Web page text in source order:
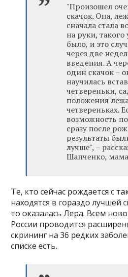
"Произошел
скачок. Она,
сначала стала
на руки,
было, и это
через две
введения. А
один скачок –
научилась
четвереньки,
положения
четвереньках.
возможность
сразу после
результаты
лучше", –
Шапченко,
Те, кто сейчас рождается с
находятся в гораздо лучшей
то оказалась Лера. Всем
России проводится
скрининг на 36 редких
списке есть.